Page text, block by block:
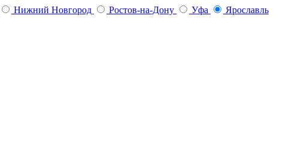
Нижний Новгород Ростов-на-Дону Уфа Ярославль